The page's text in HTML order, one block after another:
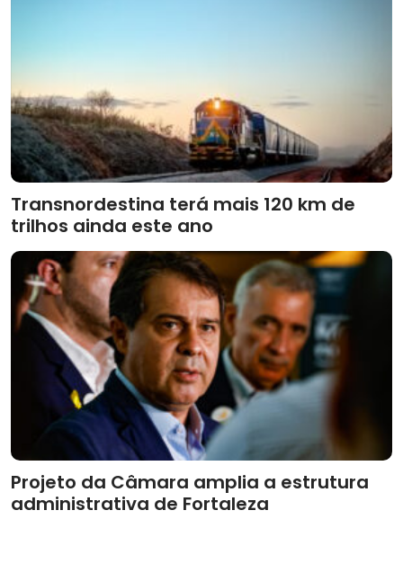
Transnordestina terá mais 120 km de
trilhos ainda este ano
Projeto da Câmara amplia a estrutura
administrativa de Fortaleza